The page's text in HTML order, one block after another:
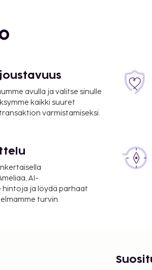
Tätä veroa ei
lapsista. Muita
avustajiinsa sekä
velvollisuudesta,
1.–31.1.
vanhoilta asiakkailta.
avulla ja valitse sinulle
kaikki suuret
varmistamiseksi.
AI-
ja löydä parhaat
turvin.